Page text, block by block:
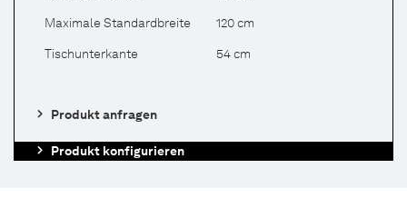
Maximale Standardbreite 120 cm
Tischunterkante 54 cm
Produkt anfragen
Produkt konfigurieren